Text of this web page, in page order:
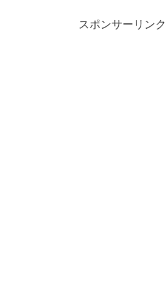
スポンサーリンク